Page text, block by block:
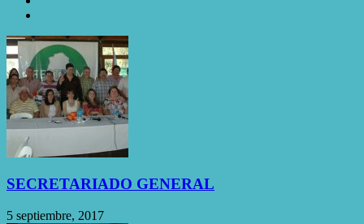
SECRETARIADO GENERAL
5 septiembre, 2017